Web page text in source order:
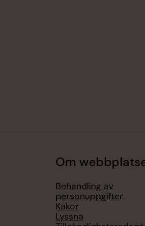
Om
Behandling av
personuppgifter
Kakor
Lyssna